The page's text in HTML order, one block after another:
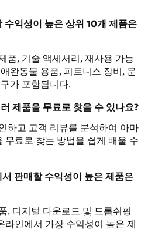
익성이 높은 상위 10개 제품은
품, 기술 액세서리, 재사용 가능
완동물 용품, 피트니스 장비, 문
가 포함됩니다.
제품을 무료로 찾을 수 있나요?
하고 고객 리뷰를 분석하여 아마
무료로 찾는 방법을 쉽게 배울 수
판매할 수익성이 높은 제품은
, 디지털 다운로드 및 드롭쉬핑
라인에서 가장 수익성이 높은 제